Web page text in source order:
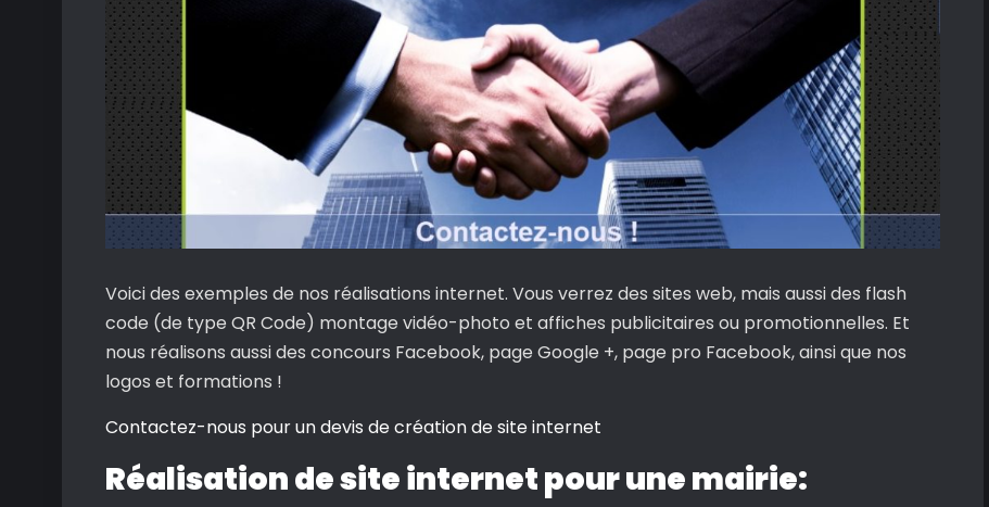
Voici des exemples de nos réalisations internet. Vous verrez des sites web, mais aussi des flash
code (de type QR Code) montage vidéo-photo et affiches publicitaires ou promotionnelles. Et
nous réalisons aussi des concours Facebook, page Google +, page pro Facebook, ainsi que nos
logos et formations !
Contactez-nous pour un devis decréationde site internet
Réalisation de site internet pour une mairie: